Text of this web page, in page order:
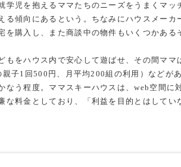
児を抱えるママたちのニーズをうまくマッ
る傾向にあるという。ちなみにハウスメーカ
購入し、また商談中の物件もいくつかある
をハウス内で安心して遊ばせ、その間ママ
子1回500円、月平均200組の利用）などが
う程度。ママスキーハウスは、web空間に
料金としており、「利益を目的とはしてい